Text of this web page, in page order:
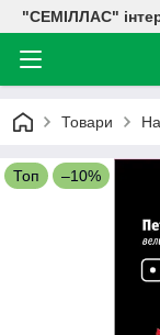
"СЕМІЛЛАС"
Товари
Топ –10%